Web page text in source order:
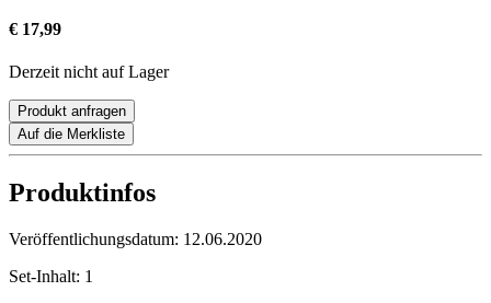
€ 17,99
Derzeit nicht auf Lager
Produkt anfragen
Auf die Merkliste
Produktinfos
Veröffentlichungsdatum: 12.06.2020
Set-Inhalt: 1